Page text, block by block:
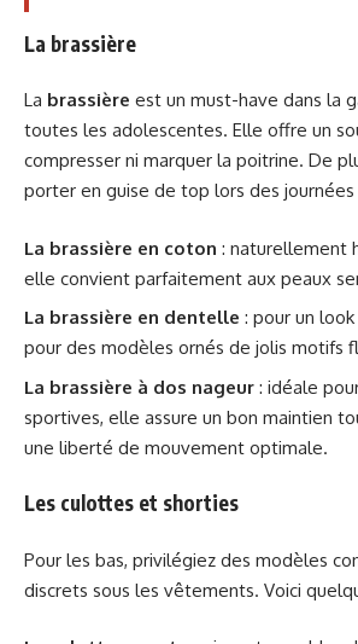
La brassière
La brassière est un must-have dans la
toutes les adolescentes. Elle offre un
compresser ni marquer la poitrine. De
porter en guise de top lors des journées
La brassière en coton : naturellement
elle convient parfaitement aux peaux
La brassière en dentelle : pour un
pour des modèles ornés de jolis motifs
La brassière à dos nageur : idéale
sportives, elle assure un bon maintien
une liberté de mouvement optimale.
Les culottes et shorties
Pour les bas, privilégiez des modèles
discrets sous les vêtements. Voici